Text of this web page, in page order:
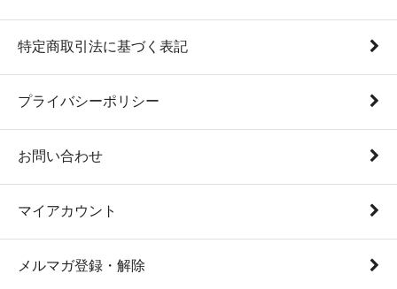
特定商取引法に基づく表記
プライバシーポリシー
お問い合わせ
マイアカウント
メルマガ登録・解除